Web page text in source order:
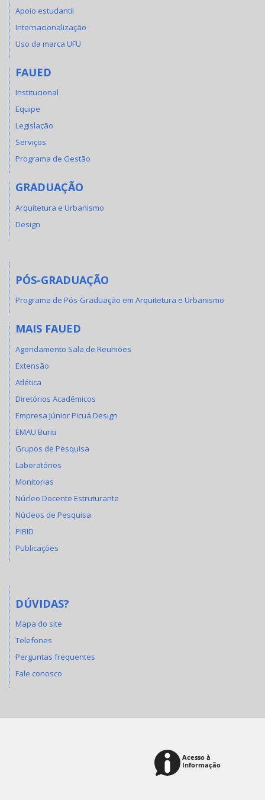
Apoio estudantil
Internacionalização
Uso da marca UFU
FAUED
Institucional
Equipe
Legislação
Serviços
Programa de Gestão
GRADUAÇÃO
Arquitetura e Urbanismo
Design
PÓS-GRADUAÇÃO
Programa de Pós-Graduação em Arquitetura e Urbanismo
MAIS FAUED
Agendamento Sala de Reuniões
Extensão
Atlética
Diretórios Acadêmicos
Empresa Júnior Picuá Design
EMAU Buriti
Grupos de Pesquisa
Laboratórios
Monitorias
Núcleo Docente Estruturante
Núcleos de Pesquisa
PIBID
Publicações
DÚVIDAS?
Mapa do site
Telefones
Perguntas frequentes
Fale conosco